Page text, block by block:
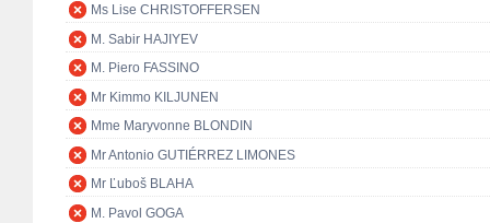
Ms Lise CHRISTOFFERSEN
M. Sabir HAJIYEV
M. Piero FASSINO
Mr Kimmo KILJUNEN
Mme Maryvonne BLONDIN
Mr Antonio GUTIÉRREZ LIMONES
Mr Ľuboš BLAHA
M. Pavol GOGA